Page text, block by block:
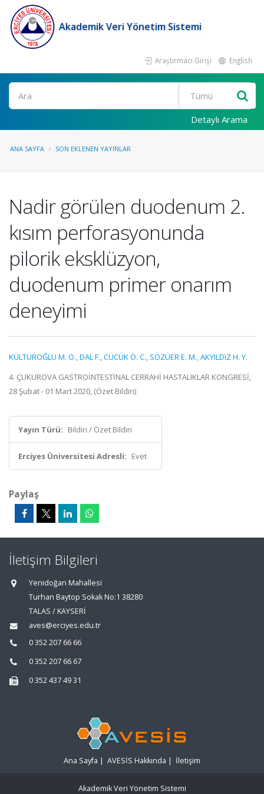
Akademik Veri Yönetim Sistemi
Araştırmacı Girişi English
Ara
Detaylı Arama
ANA SAYFA SON EKLENEN YAYINLAR
Nadir görülen duodenum 2.
kısım perforasyonunda
pilorik eksklüzyon,
duodenum primer onarım
deneyimi
KÜLTÜROĞLU M. O.,DAL F.,CÜCÜK Ö. C., SÖZÜER E. M.,AKYILDIZ H. Y.
4. ÇUKUROVA GASTROİNTESTİNAL CERRAHİ HASTALIKLAR KONGRESİ,
28 Şubat - 01 Mart 2020, (Özet Bildiri)
Yayın Türü: Bildiri / Özet Bildiri
Erciyes Üniversitesi Adresli: Evet
Paylaş
İletişim Bilgileri
Yenidoğan Mahallesi
Turhan Baytop Sokak No:1 38280
TALAS / KAYSERİ
aves@erciyes.edu.tr
0 352 207 66 66
0 352 207 66 67
0 352 437 49 31
Ana Sayfa | AVESİS Hakkında | İletişim
Akademik Veri Yönetim Sistemi